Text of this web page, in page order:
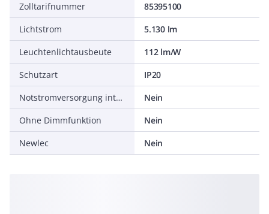
Zolltarifnummer
85395100
Lichtstrom
5.130 lm
Leuchtenlichtausbeute
112 lm/W
Schutzart
IP20
Notstromversorgung integriert
Nein
Ohne Dimmfunktion
Nein
Newlec
Nein